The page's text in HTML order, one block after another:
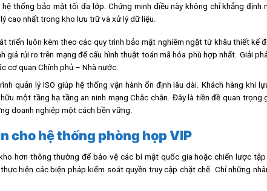
thống bảo mật tối đa lớp. Chứng minh điều này không chỉ khẳng định
cao nhất trong kho lưu trữ và xử lý dữ liệu.
triển luôn kèm theo các quy trình bảo mật nghiêm ngặt từ khâu thiết kế
rủi ro trên mạng để cấu hình thuật toán mã hóa phù hợp nhất. Giải
cơ quan Chính phủ – Nhà nước.
quản lý ISO giúp hệ thống vận hành ổn định lâu dài. Khách hàng khi
một tầng hạ tầng an ninh mạng Chắc chắn. Đây là tiền đề quan trọng
doanh nghiệp một cách bền vững.
cho hệ thống phòng họp VIP
hơn thông thường để bảo vệ các bí mật quốc gia hoặc chiến lược tập
hiện các biện pháp kiểm soát quyền truy cập chặt chẽ. Chỉ những